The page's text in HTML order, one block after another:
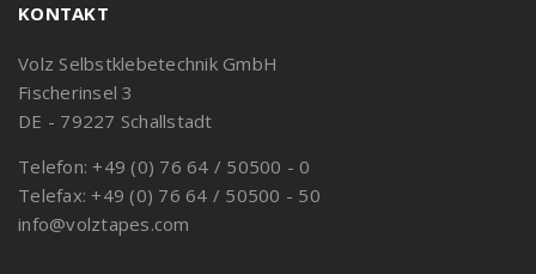
KONTAKT
Volz Selbstklebetechnik GmbH
Fischerinsel 3
DE - 79227 Schallstadt
Telefon: +49 (0) 76 64 / 50500 - 0
Telefax: +49 (0) 76 64 / 50500 - 50
info@volztapes.com